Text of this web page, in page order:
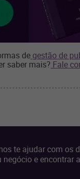
de gestão de
saber mais? Fale
te ajudar com os
negócio e encontrar a